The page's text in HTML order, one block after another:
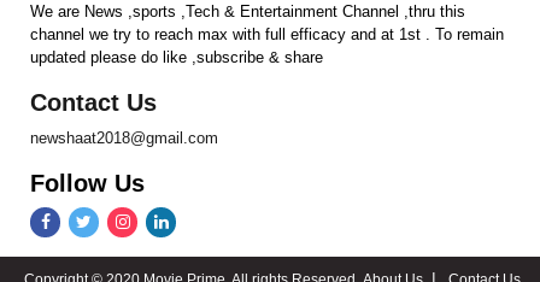
We are News ,sports ,Tech & Entertainment Channel ,thru this
channel we try to reach max with full efficacy and at 1st . To remain
updated please do like ,subscribe & share
Contact Us
newshaat2018@gmail.com
Follow Us